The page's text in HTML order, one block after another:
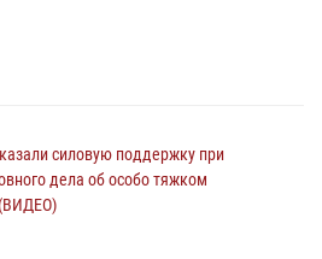
силовую поддержку при
дела об особо тяжком